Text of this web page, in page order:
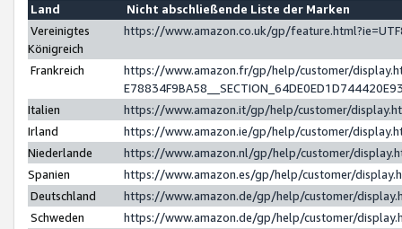
Land
Nicht abschließende Liste der Marken
Vereinigtes
Königreich
https://www.amazon.co.uk/gp/
Frankreich
https://www.amazon.fr/gp/help/customer/
Italien
https://www.amazon.it/gp/help/customer/
Irland
https://www.amazon.ie/gp/help/customer/
Niederlande
https://www.amazon.nl/gp/help/customer/
Spanien
https://www.amazon.es/gp/help/customer/
Deutschland
https://www.amazon.de/gp/help/customer/
Schweden
https://www.amazon.de/gp/help/customer/